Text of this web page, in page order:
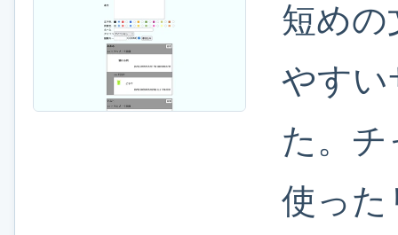
短めの
やすい
た。チ
使った